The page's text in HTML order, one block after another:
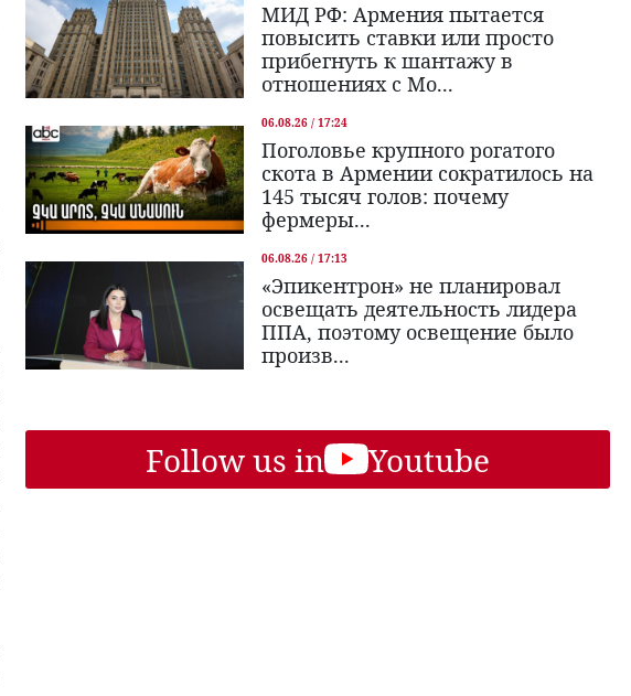
МИД РФ: Армения пытается
повысить ставки или просто
прибегнуть к шантажу в
отношениях с Мо...
06.08.26 / 17:24
Поголовье крупного рогатого
скота в Армении сократилось на
145 тысяч голов: почему
фермеры...
06.08.26 / 17:13
«Эпикентрон» не планировал
освещать деятельность лидера
ППА, поэтому освещение было
произв...
Follow us in Youtube